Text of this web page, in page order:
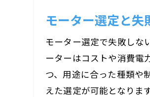
モーター選定と
モーター選定で失敗しな
ーターはコストや消費電
つ、用途に合った種類や
えた選定が可能となります